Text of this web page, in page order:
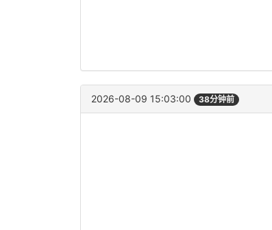
2026-08-09 15:03:00 38分钟前